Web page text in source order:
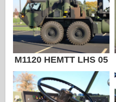
M1120 HEMTT LHS 05